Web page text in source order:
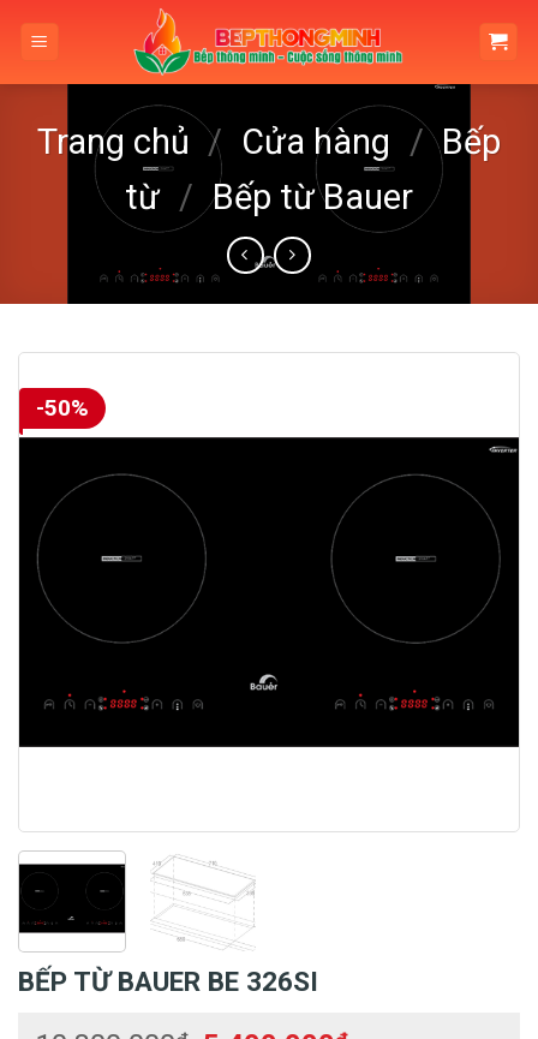
Trang chủ / Cửa hàng / Bếp
từ / Bếp từ Bauer
-50%
BẾP TỪ BAUER BE 326SI